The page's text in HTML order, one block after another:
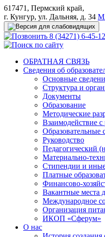
617471, Пермский край,
г. Кунгур, ул. Дальняя, д. 34
8 (34271) 6-45-12
ОБРАТНАЯ СВЯЗЬ
Сведения об
Основные
Структура и
Документы
Образование
Методические
Взаимодействие с
Образовательные
Руководство
Педагогический
Материально-
Стипендии и
Платные
Финансово-
Вакантные места
Международное
Организация
ИКОП «Сферум»
О нас